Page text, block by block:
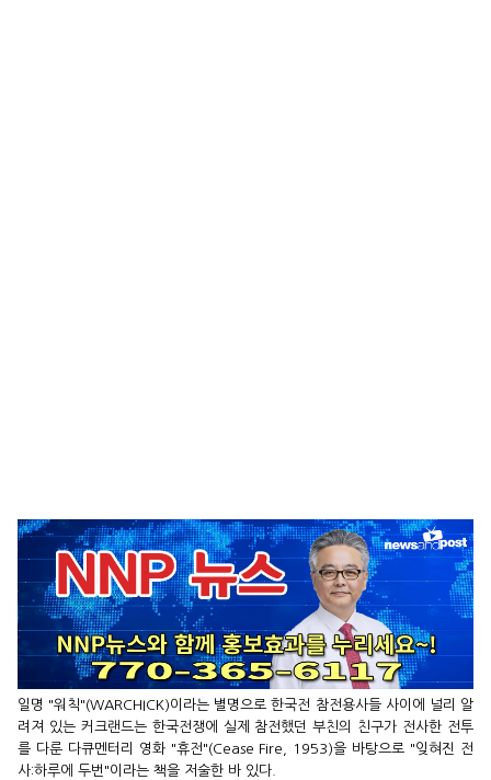
일명 "워칙"(WARCHICK)이라는 별명으로 한국전 참전용사들 사이에 널리 알
려져 있는 커크랜드는 한국전쟁에 실제 참전했던 부친의 친구가 전사한 전투
를 다룬 다큐멘터리 영화 "휴전"(Cease Fire, 1953)을 바탕으로 "잊혀진 전
사:하루에 두번"이라는 책을 저술한 바 있다.